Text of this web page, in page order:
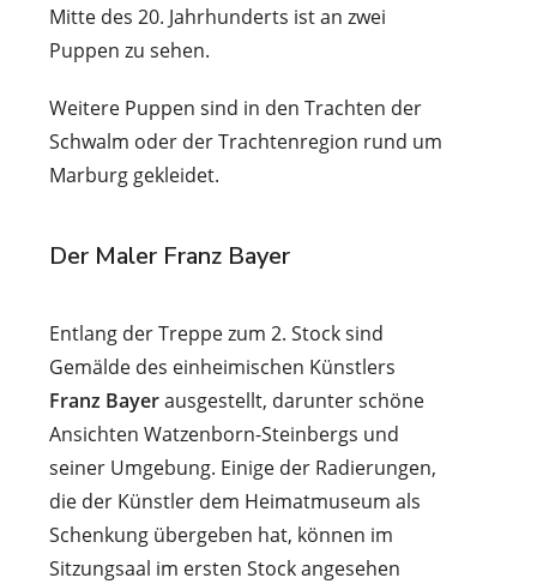
Mitte des 20. Jahrhunderts ist an zwei
Puppen zu sehen.
Weitere Puppen sind in den Trachten der
Schwalm oder der Trachtenregion rund um
Marburg gekleidet.
Der Maler Franz Bayer
Entlang der Treppe zum 2. Stock sind
Gemälde des einheimischen Künstlers
Franz Bayerausgestellt, darunter schöne
Ansichten Watzenborn-Steinbergs und
seiner Umgebung. Einige der Radierungen,
die der Künstler dem Heimatmuseum als
Schenkung übergeben hat, können im
Sitzungsaal im ersten Stock angesehen